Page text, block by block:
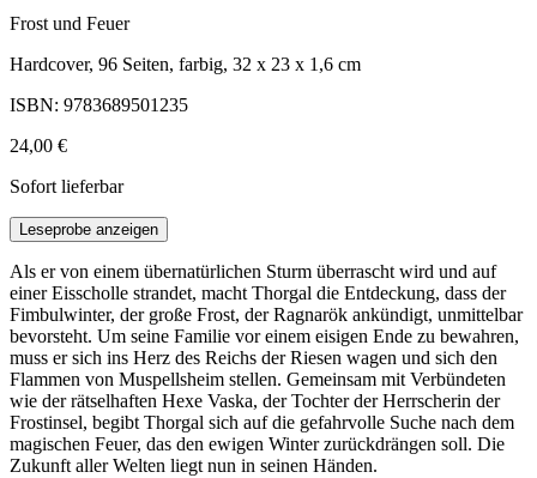
Frost und Feuer
Hardcover, 96 Seiten, farbig, 32 x 23 x 1,6 cm
ISBN: 9783689501235
24,00 €
Sofort lieferbar
Leseprobe anzeigen
Als er von einem übernatürlichen Sturm überrascht wird und auf
einer Eisscholle strandet, macht Thorgal die Entdeckung, dass der
Fimbulwinter, der große Frost, der Ragnarök ankündigt, unmittelbar
bevorsteht. Um seine Familie vor einem eisigen Ende zu bewahren,
muss er sich ins Herz des Reichs der Riesen wagen und sich den
Flammen von Muspellsheim stellen. Gemeinsam mit Verbündeten
wie der rätselhaften Hexe Vaska, der Tochter der Herrscherin der
Frostinsel, begibt Thorgal sich auf die gefahrvolle Suche nach dem
magischen Feuer, das den ewigen Winter zurückdrängen soll. Die
Zukunft aller Welten liegt nun in seinen Händen.